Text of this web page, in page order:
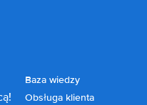
Baza wiedzy
Obsługa klienta